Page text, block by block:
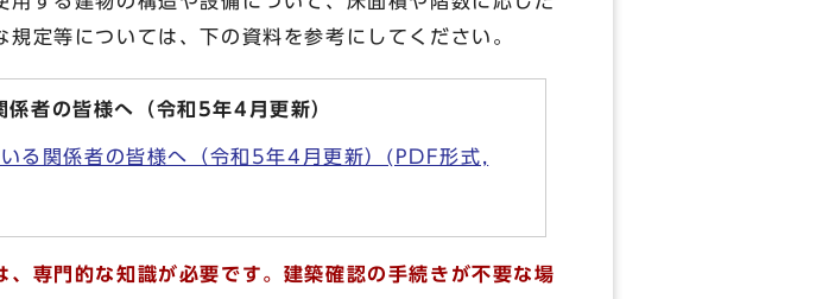
定等については、下の資料を参考にしてください。
者の皆様へ（令和5年4月更新）
る関係者の皆様へ（令和5年4月更新）(PDF形式,
専門的な知識が必要です。建築確認の手続きが不要な場